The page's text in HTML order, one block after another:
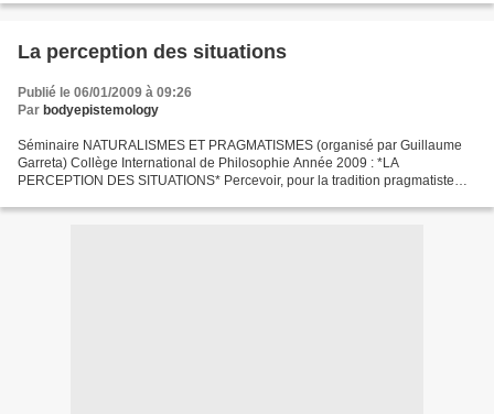
La perception des situations
Publié le 06/01/2009 à 09:26
Par bodyepistemology
Séminaire NATURALISMES ET PRAGMATISMES (organisé par Guillaume
Garreta) Collège International de Philosophie Année 2009 : *LA
PERCEPTION DES SITUATIONS* Percevoir, pour la tradition pragmatiste